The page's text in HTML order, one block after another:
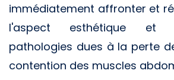
immédiatement affronter et
l'aspect esthétique et
pathologies dues à la perte
contention des muscles